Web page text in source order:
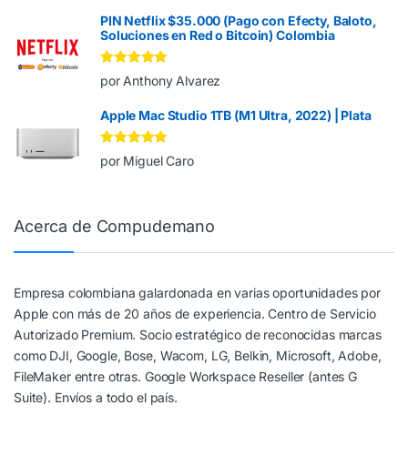
PIN Netflix $35.000 (Pago con Efecty, Baloto,
Soluciones en Red o Bitcoin) Colombia
Valorado en5
de 5
por Anthony Alvarez
Apple Mac Studio 1TB (M1 Ultra, 2022) | Plata
Valorado en 5
de 5
por Miguel Caro
Acerca de Compudemano
Empresa colombiana galardonada en varias oportunidades por
Apple con más de 20 años de experiencia. Centro de Servicio
Autorizado Premium. Socio estratégico de reconocidas marcas
como DJI, Google, Bose, Wacom, LG, Belkin, Microsoft, Adobe,
FileMaker entre otras. Google Workspace Reseller (antes G
Suite). Envíos a todo el país.